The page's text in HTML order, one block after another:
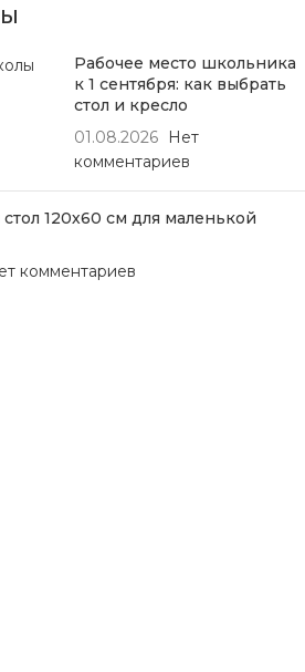
Рабочее место школьника
к 1 сентября: как выбрать
стол и кресло
01.08.2026
Нет
комментариев
120х60 см для маленькой
комментариев